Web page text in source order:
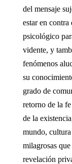
del mensaje
estar en
psicológico
vidente, y
fenómenos
su
grado de
retorno de la
de la
mundo,
milagrosas
revelación